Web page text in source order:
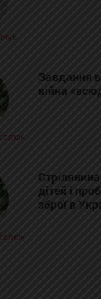
Завдання
війна
дітей і
зброї в